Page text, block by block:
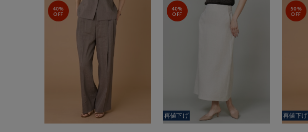
40%
OFF
40%
OFF
再値下げ
50%
OFF
再値下げ